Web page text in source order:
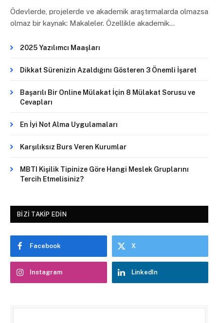
Ödevlerde, projelerde ve akademik araştırmalarda olmazsa
olmaz bir kaynak: Makaleler. Özellikle akademik…
2025 Yazılımcı Maaşları
Dikkat Sürenizin Azaldığını Gösteren 3 Önemli İşaret
Başarılı Bir Online Mülakat İçin 8 Mülakat Sorusu ve
Cevapları
En İyi Not Alma Uygulamaları
Karşılıksız Burs Veren Kurumlar
MBTI Kişilik Tipinize Göre Hangi Meslek Gruplarını
Tercih Etmelisiniz?
BIZI TAKIP EDIN
Facebook X
Instagram LinkedIn